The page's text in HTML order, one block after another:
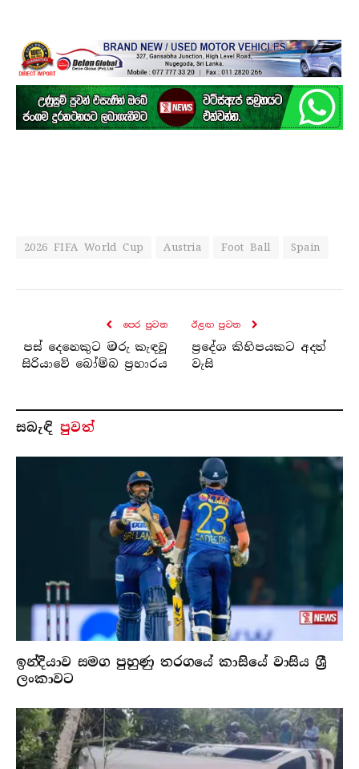
2026 FIFA World Cup Austria Foot Ball Spain
පෙර පුව​ත
පස් දෙනෙකුට මරු කැඳවූ
සිරියාවේ බෝම්බ ප්‍රහාරය
ඊළඟ පුව​ත
ප්‍රදේශ කිහිපයකට අදත්
වැසි
සබැ​ඳි පුවත්
ඉන්දියාව සමග පුහුණු තරගයේ කාසියේ වාසිය ශ්‍රී
ලංකාවට